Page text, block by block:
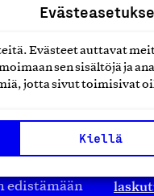
Evästeet auttavat
sen sisältöjä ja
jotta sivut toimisivat
Kiellä
edistämään